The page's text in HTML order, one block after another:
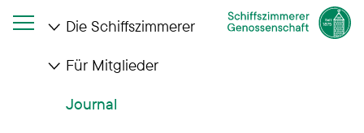
Die Schiffszimmerer
Für Mitglieder
Journal
Journal